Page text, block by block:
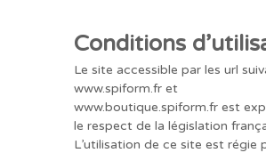
Conditions
Le site accessible par les url
www.spiform.fr et
www.boutique.spiform.fr est
le respect de la législation
L’utilisation de ce site est régie